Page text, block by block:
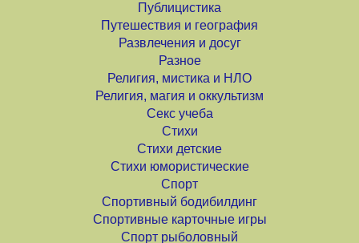
Публицистика
Путешествия и география
Развлечения и досуг
Разное
Религия, мистика и НЛО
Религия, магия и оккультизм
Секс учеба
Стихи
Стихи детские
Стихи юмористические
Спорт
Спортивный бодибилдинг
Спортивные карточные игры
Спорт рыболовный